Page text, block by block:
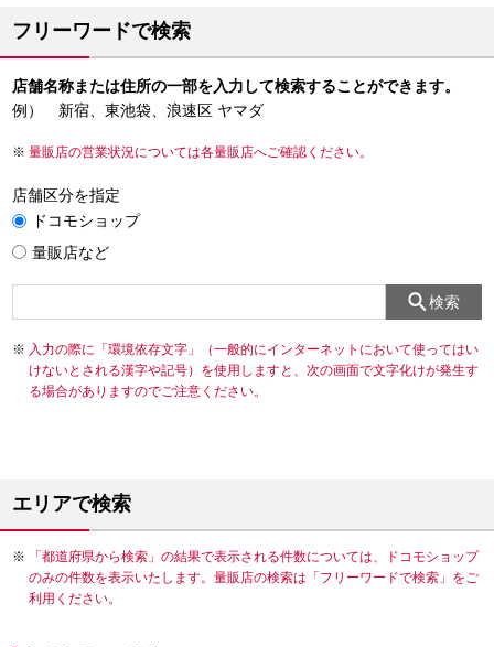
フリーワードで検索
店舗名称または住所の一部を入力して検索することができます。
例） 新宿、東池袋、浪速区 ヤマダ
量販店の営業状況については各量販店へご確認ください。
店舗区分を指定
ドコモショップ
量販店など
検索
入力の際に「環境依存文字」（一般的にインターネットにおいて使ってはい
けないとされる漢字や記号）を使用しますと、次の画面で文字化けが発生す
る場合がありますのでご注意ください。
エリアで検索
「都道府県から検索」の結果で表示される件数については、ドコモショップ
のみの件数を表示いたします。量販店の検索は「フリーワードで検索」をご
利用ください。